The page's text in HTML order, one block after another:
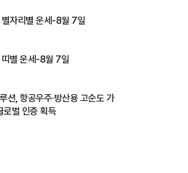
별자리별 운세-8월 7일
띠별 운세-8월 7일
션, 항공우주·방산용 고순도 가
로벌 인증 획득